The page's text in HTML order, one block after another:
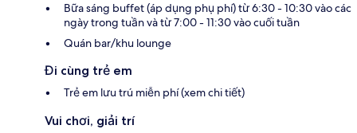
Bữa sáng buffet (áp dụng phụ phí) từ 6:30 - 10:30 vào các
ngày trong tuần và từ 7:00 - 11:30 vào cuối tuần
Quán bar/khu lounge
Đi cùng trẻ em
Trẻ em lưu trú miễn phí (xem chi tiết)
Vui chơi, giải trí